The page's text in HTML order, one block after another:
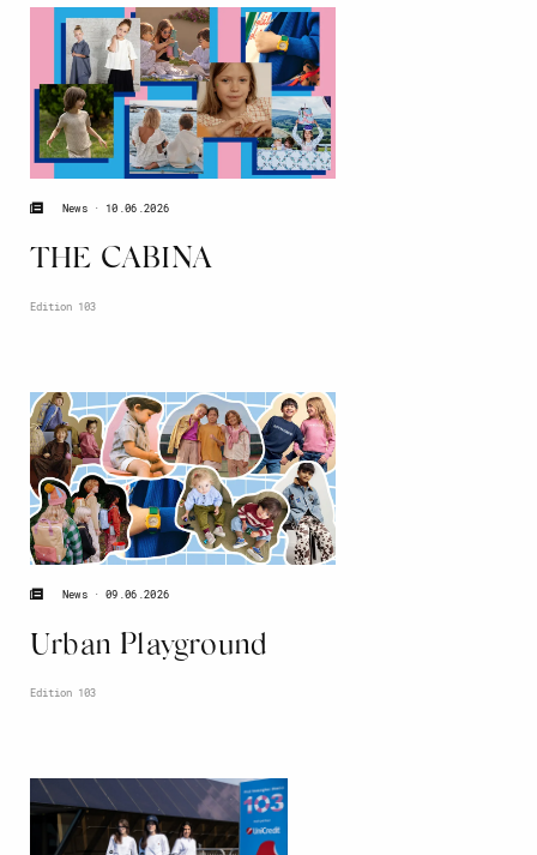
THE CABINA
News 10.06.2026
Edition 103
Urban Playground
News 09.06.2026
Edition 103